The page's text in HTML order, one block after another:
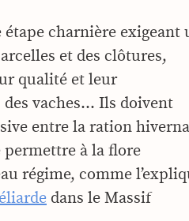
étape charnière exigeant
et des clôtures,
qualité et leur
des vaches… Ils doivent
entre la ration
permettre à la flore
régime, comme
dans le Massif